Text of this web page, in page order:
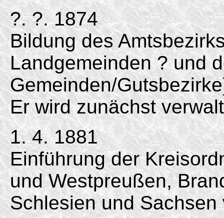
?. ?. 1874
Bildung des
Landgemeinden ? und
Gemeinden/
Er wird zunächst
1. 4. 1881
Einführung der
und Westpreußen,
Schlesien und